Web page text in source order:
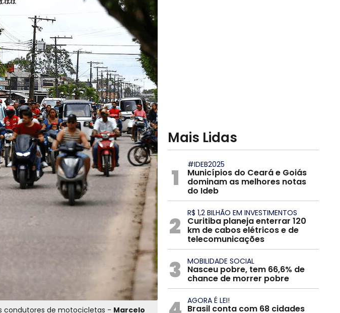
Não é na Índia - Em Tabatinga, no Amazonas, o uso do capacete é menosprezado pelos condutores de motocicletas - Marcelo
Mais Lidas
1 #IDEB2025
Municípios do Ceará e Goiás
dominam as melhores notas
do Ideb
2 R$ 1,2 BILHÃO EM INVESTIMENTOS
Curitiba planeja enterrar 120
km de cabos elétricos e de
telecomunicações
3 MOBILIDADE SOCIAL
Nasceu pobre, tem 66,6% de
chance de morrer pobre
AGORA É LEI!
Brasil conta com 68 cidades